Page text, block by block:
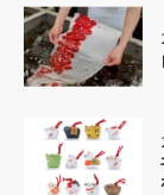
ありがとうござ
2026.03.24
和食おばんざい
対応も丁寧で商